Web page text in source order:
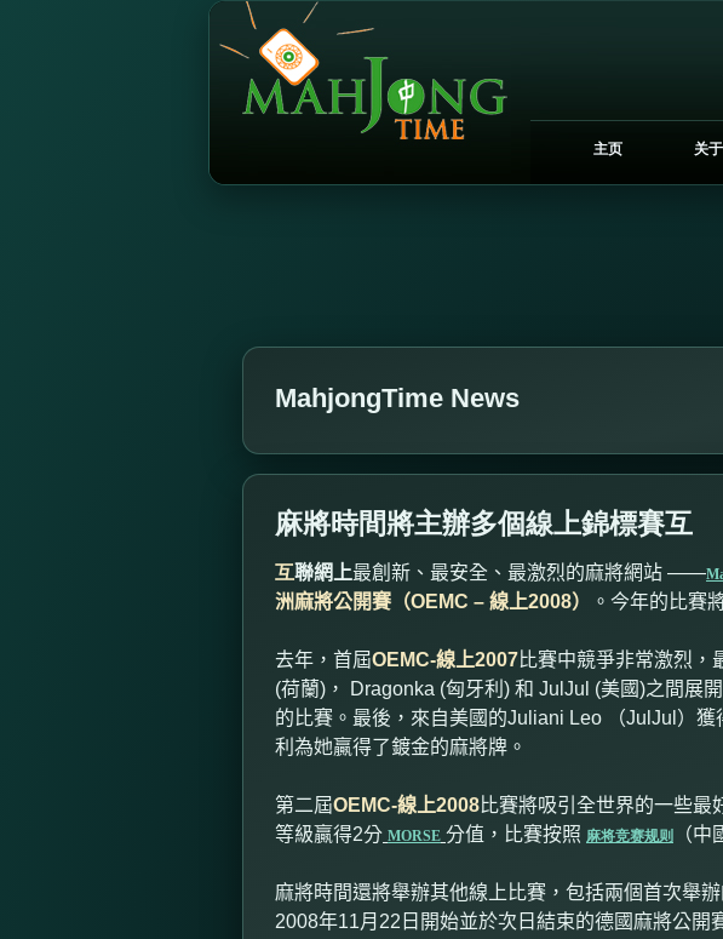
主页 关
MahjongTime News
麻將時間將主辦多個線上錦標賽互
互聯網上最創新、最安全、最激烈的麻將網站 ——
洲麻將公開賽（OEMC – 線上2008） 。今年的比賽
去年，首屆OEMC-線上2007比賽中競爭非常激烈，
(荷蘭) ， Dragonka (匈牙利 ) 和 JulJul (美國)之間展
的比賽。最後，來自美國的Juliani Leo （JulJul ）獲
利為她贏得了鍍金的麻將牌。
第二屆OEMC-線上2008比賽將吸引全世界的一些最
等級贏得2分 MORSE 分值，比賽按照 麻将竞赛规则 （中
麻將時間還將舉辦其他線上比賽，包括兩個首次舉
2008年11月 22 日開始並於次日結束的德國麻將公開